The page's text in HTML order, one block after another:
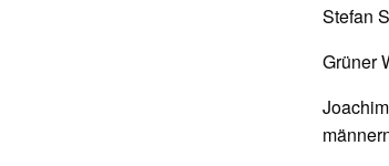
Stefan
Grüner